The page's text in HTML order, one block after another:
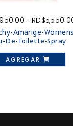
- RD$
Amarige-
De-Toilette-Spray
AGREGAR